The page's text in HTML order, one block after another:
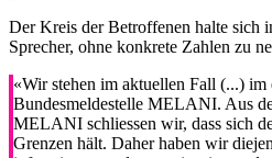
Der Kreis der Betroffenen halte sich
Sprecher, ohne konkrete Zahlen zu
«Wir stehen im aktuellen Fall (...) im
Bundesmeldestelle MELANI. Aus
MELANI schliessen wir, dass sich
Grenzen hält. Daher haben wir